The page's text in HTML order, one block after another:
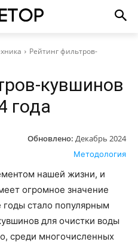
Рейтинг фильтров-
кувшинов
года
Обновлено: Декабрь 2024
Методология
нашей жизни, и
огромное значение
годы стало популярным
для очистки воды
среди многочисленных